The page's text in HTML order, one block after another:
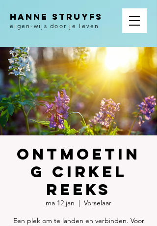
HANNE STRUYFS
eigen-wijs door je leven
Ontmoetin
g Cirkel
reeks
ma 12 jan
  |
Vorselaar
Een plek om te landen en verbinden. Voor